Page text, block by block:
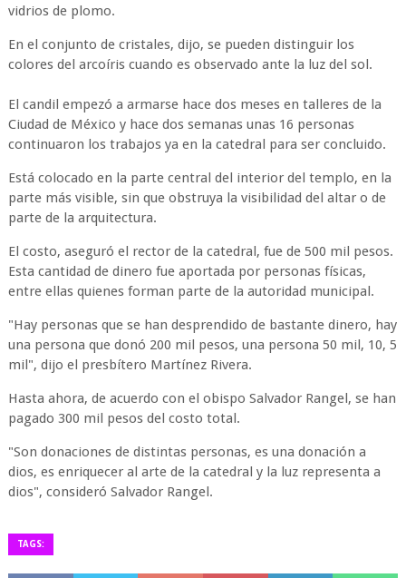
vidrios de plomo.
En el conjunto de cristales, dijo, se pueden distinguir los
colores del arcoíris cuando es observado ante la luz del sol.
El candil empezó a armarse hace dos meses en talleres de la
Ciudad de México y hace dos semanas unas 16 personas
continuaron los trabajos ya en la catedral para ser concluido.
Está colocado en la parte central del interior del templo, en la
parte más visible, sin que obstruya la visibilidad del altar o de
parte de la arquitectura.
El costo, aseguró el rector de la catedral, fue de 500 mil pesos.
Esta cantidad de dinero fue aportada por personas físicas,
entre ellas quienes forman parte de la autoridad municipal.
"Hay personas que se han desprendido de bastante dinero, hay
una persona que donó 200 mil pesos, una persona 50 mil, 10, 5
mil", dijo el presbítero Martínez Rivera.
Hasta ahora, de acuerdo con el obispo Salvador Rangel, se han
pagado 300 mil pesos del costo total.
"Son donaciones de distintas personas, es una donación a
dios, es enriquecer al arte de la catedral y la luz representa a
dios", consideró Salvador Rangel.
TAGS: